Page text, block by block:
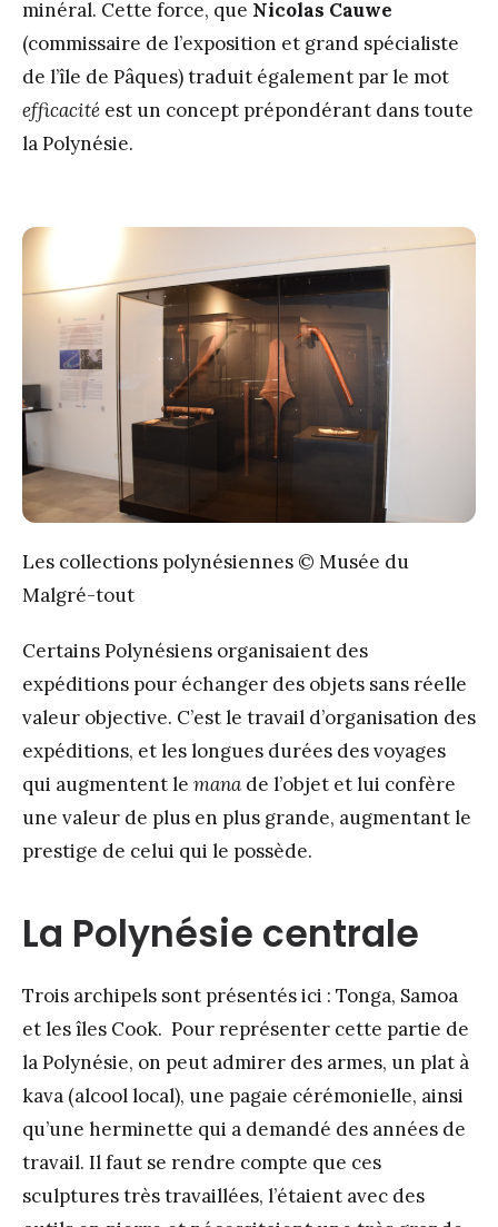
minéral. Cette force, que Nicolas Cauwe
(commissaire de l’exposition et grand spécialiste
de l’île de Pâques) traduit également par le mot
efficacité est un concept prépondérant dans toute
la Polynésie.
Les collections polynésiennes © Musée du
Malgré-tout
Certains Polynésiens organisaient des
expéditions pour échanger des objets sans réelle
valeur objective. C’est le travail d’organisation des
expéditions, et les longues durées des voyages
qui augmentent le mana de l’objet et lui confère
une valeur de plus en plus grande, augmentant le
prestige de celui qui le possède.
La Polynésie centrale
Trois archipels sont présentés ici : Tonga, Samoa
et les îles Cook. Pour représenter cette partie de
la Polynésie, on peut admirer des armes, un plat à
kava (alcool local), une pagaie cérémonielle, ainsi
qu’une herminette qui a demandé des années de
travail. Il faut se rendre compte que ces
sculptures très travaillées, l’étaient avec des